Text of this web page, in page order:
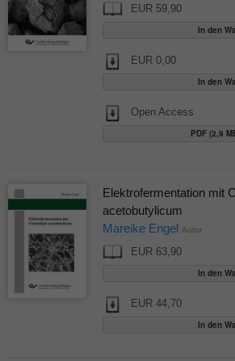
EUR 59,90
EUR 0,00
Open Access
PDF (2,9
Elektrofermentation mit
acetobutylicum
Mareike Engel Autor
EUR 63,90
EUR 44,70